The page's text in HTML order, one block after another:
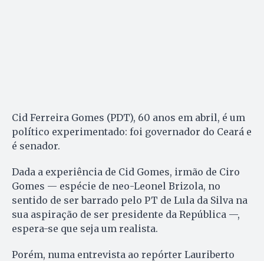
Cid Ferreira Gomes (PDT), 60 anos em abril, é um
político experimentado: foi governador do Ceará e
é senador.
Dada a experiência de Cid Gomes, irmão de Ciro
Gomes — espécie de neo-Leonel Brizola, no
sentido de ser barrado pelo PT de Lula da Silva na
sua aspiração de ser presidente da República —,
espera-se que seja um realista.
Porém, numa entrevista ao repórter Lauriberto